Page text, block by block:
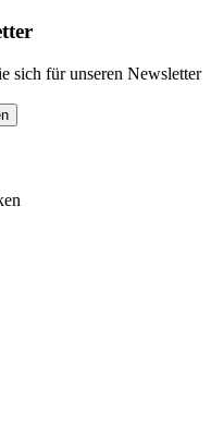
sich für unseren Newsletter